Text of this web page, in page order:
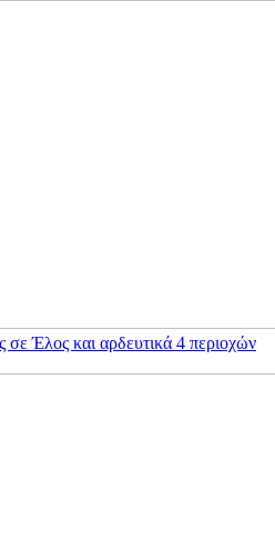
σε Έλος και αρδευτικά 4 περιοχών